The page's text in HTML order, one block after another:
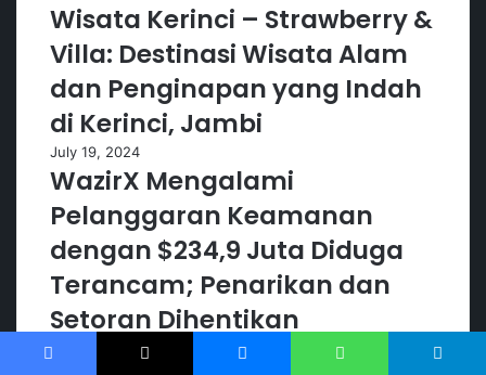
Wisata Kerinci – Strawberry &
Villa: Destinasi Wisata Alam
dan Penginapan yang Indah
di Kerinci, Jambi
July 19, 2024
WazirX Mengalami
Pelanggaran Keamanan
dengan $234,9 Juta Diduga
Terancam; Penarikan dan
Setoran Dihentikan
July 19, 2024